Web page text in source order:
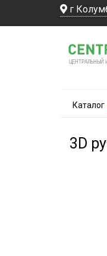
г
ЦЕНТРАЛЬНЫЙ
Каталог
3D